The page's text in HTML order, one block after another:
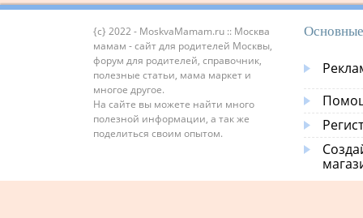
{c} 2022 - MoskvaMamam.ru :: Москва
мамам - сайт для родителей Москвы,
форум для родителей, справочник,
полезные статьи, мама маркет и
многое другое.
На сайте вы можете найти много
полезной информации, а так же
поделиться своим опытом.